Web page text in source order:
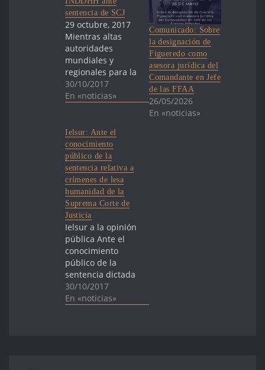
sentencia de SCJ
29 octubre, 2017
Mientras altas
autoridades
mundiales y
regionales para la
defensa de los
derechos
Uruguay, se
conoció una
nueva sentencia
de la Suprema
Corte de Justicia
(SCJ) declarando
inconstitucional
la
imprescriptibilidad
de los delitos de
lesa humanidad –
incluyendo la
tortura –
cometidos
durante la
dictadura militar.
30/10/2017
En «noticias»
Comunicado: Sobre
la designación de
Figueredo como
asesora jurídica del
Comandante en Jefe
de las FFAA
26/05/2026
En «noticias»
Ielsur: Ante el
conocimiento
público de la
sentencia relativa a
crímenes de lesa
humanidad de la
Suprema Corte de
Justicia
Ielsur a la opinión
pública Ante el
conocimiento
público de la
sentencia dictada
en un proceso de
inconstitucionalidad
30/10/2017
En «noticias»